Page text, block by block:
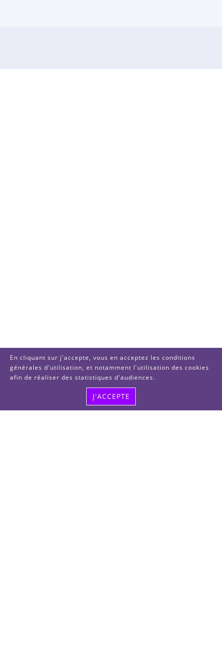
En cliquant sur j'accepte, vous en acceptez les conditions
générales d'utilisation, et notamment l'utilisation des cookies
afin de réaliser des statistiques d'audiences.
J'ACCEPTE